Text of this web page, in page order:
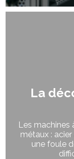
La
Les machines
métaux :
une foule